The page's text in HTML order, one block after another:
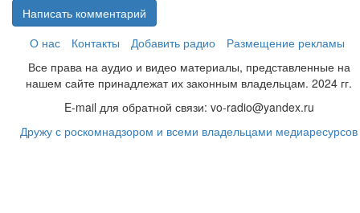
Написать комментарий
О нас
Контакты Добавить радио
Размещение рекламы
Все права на аудио и видео материалы, представленные на
нашем сайте принадлежат их законным владельцам. 2024 гг.
E-mail для обратной связи: vo-radio@yandex.ru
Дружу с роскомнадзором и всеми владельцами медиаресурсов